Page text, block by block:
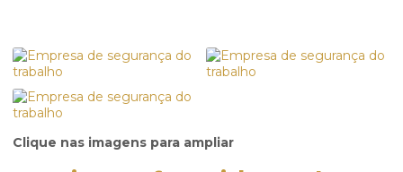
Clique nas imagens para ampliar